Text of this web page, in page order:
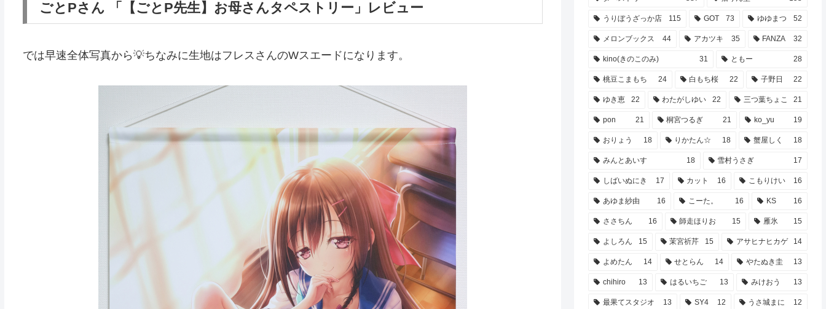
ごとPさん 「【ごとP先生】お母さんタペストリー」レビュー
では早速全体写真から💡ちなみに生地はフレスさんのWスエードになります。
うりぼうざっか店 115 GOT 73 ゆゆまつ 52
メロンブックス 44 アカツキ 35 FANZA 32
kino(きのこのみ) 31 ともー 28
桃豆こまもち 24 白もち桜 22 子野日 22
ゆき恵 22 わたがしゆい 22 三つ葉ちょこ 21
pon 21 桐宮つるぎ 21 ko_yu 19
おりょう 18 りかたん☆ 18 蟹屋しく 18
みんとあいす 18 雪村うさぎ 17
しばいぬにき 17 カット 16 こもりけい 16
あゆま紗由 16 こーた。 16 KS 16
ささちん 16 師走ほりお 15 雁氷 15
よしろん 15 茉宮祈芹 15 アサヒナヒカゲ 14
よめたん 14 せとらん 14 やたぬき圭 13
chihiro 13 はるいちご 13 みけおう 13
最果てスタジオ 13 SY4 12 うさ城まに 12